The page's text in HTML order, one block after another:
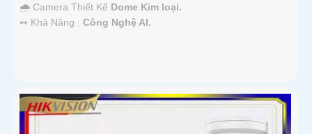
🌧️ Camera Thiết Kế Dome Kim loại.
️↭ Khả Năng : Công Nghệ AI.